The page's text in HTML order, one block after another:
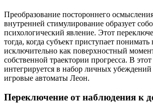
Преобразование постороннего
внутренней стимулирование образует
психологический явление. Этот
тогда, когда субъект приступает понимать
исключительно как поверхностный
собственной траектории прогресса. В
интегрируется в набор личных
игровые автоматы Леон.
Переключение от наблюдения к